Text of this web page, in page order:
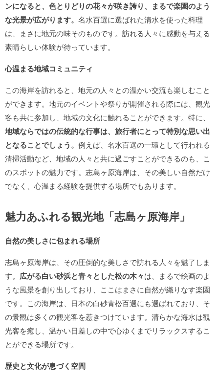
ンになると、色とりどりの花々が咲き誇り、まるで楽園のよう
な光景が広がります。 名水百選に選ばれた清水を使った料理
は、まさに地元の味そのものです。訪れる人々に感動を与える
素晴らしい体験が待っています。
心温まる地域コミュニティ
この海岸を訪れると、地元の人々との温かい交流も楽しむこと
ができます。地元のイベントや祭りが開催される際には、観光
客も共に参加し、地域の文化に触れることができます。特に、
地域ならではの伝統的な行事は、旅行者にとって特別な思い出
となることでしょう。 例えば、名水百選の一環として行われる
清掃活動など、地域の人々と共に過ごすことができるのも、こ
のスポットの魅力です。志島ヶ原海岸は、その美しい自然だけ
でなく、心温まる経験を提供する場所でもあります。
魅力あふれる観光地「志島ヶ原海岸」
自然の美しさに包まれる場所
志島ヶ原海岸は、その圧倒的な美しさで訪れる人々を魅了しま
す。 広がる白い砂浜と青々とした松の木々は、まるで絵画のよ
うな風景を創り出しており、ここはまさに自然が織りなす楽園
です。この海岸は、日本の白砂青松百選にも選ばれており、そ
の景観は多くの観光客を惹きつけています。清らかな海水は観
光客を癒し、温かい日差しの中で心ゆくまでリラックスするこ
とができる場所です。
歴史と文化が息づく空間